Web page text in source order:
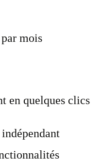
mois
en quelques clics